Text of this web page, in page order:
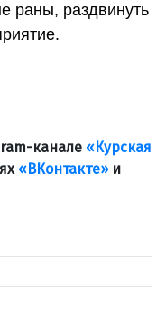
раны, раздвинуть
канале «Курская
«ВКонтакте»и